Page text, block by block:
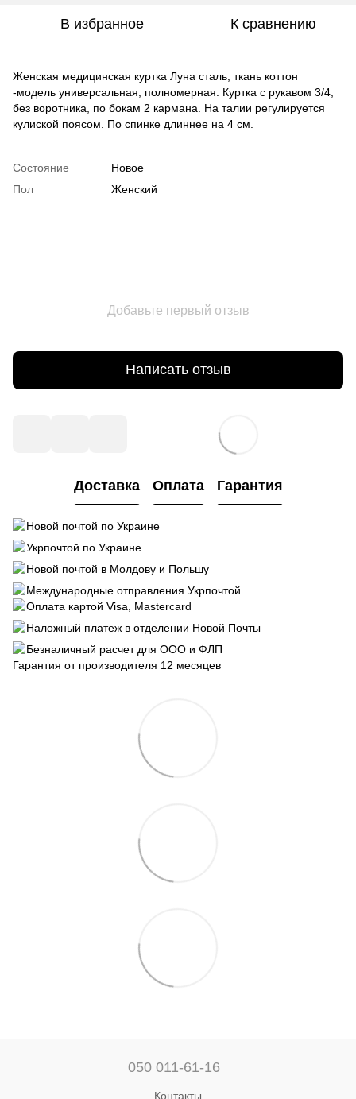
В избранное К сравнению
Женская медицинская куртка Луна сталь, ткань коттон
-модель универсальная, полномерная. Куртка с рукавом 3/4,
без воротника, по бокам 2 кармана. На талии регулируется
кулиской поясом. По спинке длиннее на 4 см.
Состояние
Новое
Пол
Женский
Добавьте первый отзыв
Написать отзыв
Доставка Оплата Гарантия
Новой почтой по Украине
Укрпочтой по Украине
Новой почтой в Молдову и Польшу
Международные отправления Укрпочтой
Оплата картой Visa, Mastercard
Наложный платеж в отделении Новой Почты
Безналичный расчет для ООО и ФЛП
Гарантия от производителя 12 месяцев
050 011-61-16
Контакты